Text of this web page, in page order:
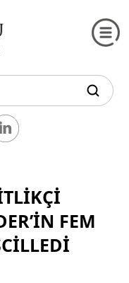
FEM